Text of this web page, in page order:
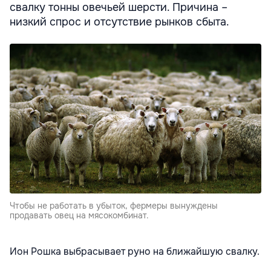
свалку тонны овечьей шерсти. Причина –
низкий спрос и отсутствие рынков сбыта.
Чтобы не работать в убыток, фермеры вынуждены
продавать овец на мясокомбинат.
Ион Рошка выбрасывает руно на ближайшую свалку.